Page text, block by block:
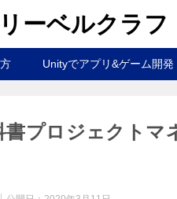
ーベルクラフ
Unityでアプリ&ゲーム開発
書プロジェクトマ